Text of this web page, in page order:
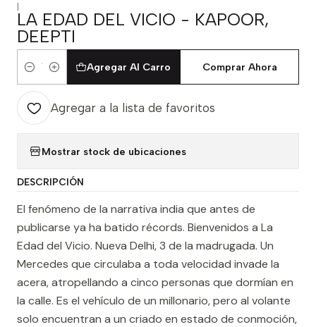
|
LA EDAD DEL VICIO - KAPOOR,
DEEPTI
Cantidad
Agregar Al Carro Comprar Ahora
Agregar a la lista de favoritos
Mostrar stock de ubicaciones
DESCRIPCIÓN
El fenómeno de la narrativa india que antes de
publicarse ya ha batido récords. Bienvenidos a La
Edad del Vicio. Nueva Delhi, 3 de la madrugada. Un
Mercedes que circulaba a toda velocidad invade la
acera, atropellando a cinco personas que dormían en
la calle. Es el vehículo de un millonario, pero al volante
solo encuentran a un criado en estado de conmoción,